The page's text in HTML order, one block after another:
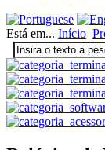
Está em... Início